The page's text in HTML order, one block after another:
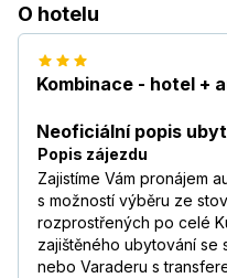
O hotelu
Kombinace - hotel +
Neoficiální popis
Popis zájezdu
Zajistíme Vám pronájem
s možností výběru ze
rozprostřených po celé
zajištěného ubytování se
nebo Varaderu s